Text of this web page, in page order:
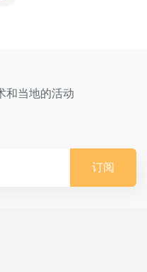
和当地的活动
订阅